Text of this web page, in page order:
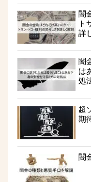
闇
ト
詳
闇
は
処
超
期
闇